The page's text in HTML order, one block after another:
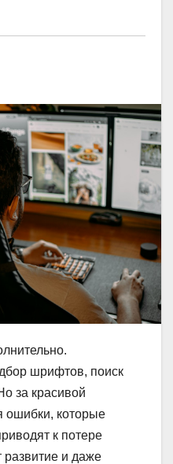
шрифтов, поиск
за красивой
ошибки, которые
к потере
развитие и даже